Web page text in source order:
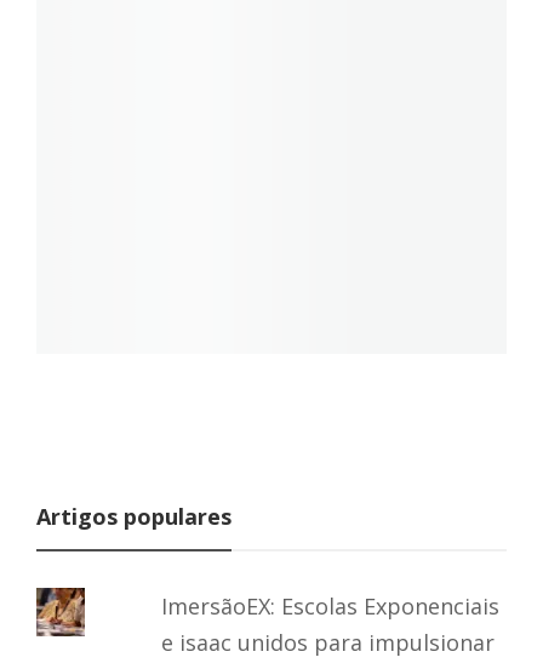
Artigos populares
ImersãoEX: Escolas Exponenciais
e isaac unidos para impulsionar